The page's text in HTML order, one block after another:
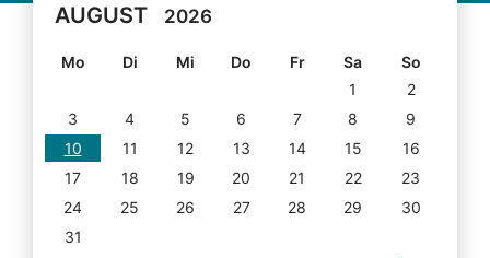
AUGUST 2026
Mo Di Mi Do Fr Sa
So
1
2
3
4 5 6 7 8
9
10
11 12 13 14 15
16
17
18 19 20 21 22
23
24
25 26 27 28 29
30
31